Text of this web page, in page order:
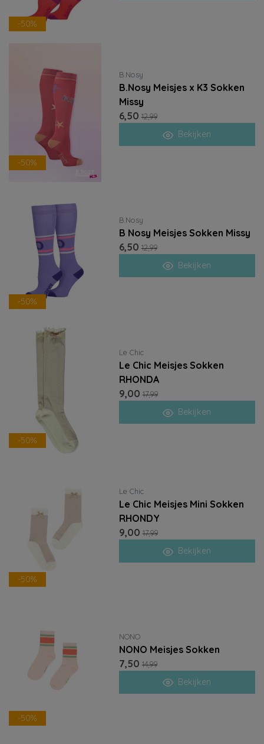
-50%
-50%
B.Nosy
B.Nosy Meisjes x K3 Sokken
Missy
6,50 12,99
Bekijken
-50%
B.Nosy
B Nosy Meisjes Sokken Missy
6,50 12,99
Bekijken
-50%
Le Chic
Le Chic Meisjes Sokken
RHONDA
9,00 17,99
Bekijken
-50%
Le Chic
Le Chic Meisjes Mini Sokken
RHONDY
9,00 17,99
Bekijken
-50%
NONO
NONO Meisjes Sokken
7,50 14,99
Bekijken